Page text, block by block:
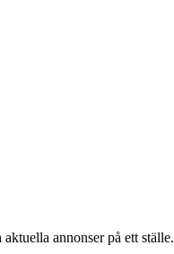
annonser på ett ställe.